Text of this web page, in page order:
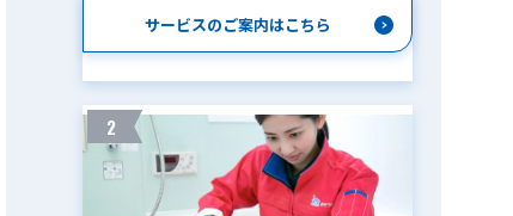
サービスのご案内はこちら
2